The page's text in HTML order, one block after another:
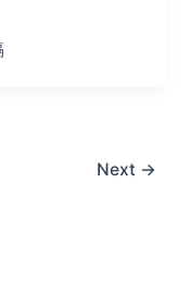
Next →